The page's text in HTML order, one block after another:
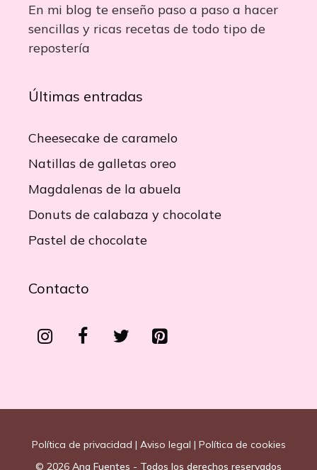
En mi blog te enseño paso a paso a hacer
sencillas y ricas recetas de todo tipo de
repostería
Últimas entradas
Cheesecake de caramelo
Natillas de galletas oreo
Magdalenas de la abuela
Donuts de calabaza y chocolate
Pastel de chocolate
Contacto
Política de privacidad | Aviso legal | Política de cookies
© 2026 Ana Fuentes - Todos los derechos reservados